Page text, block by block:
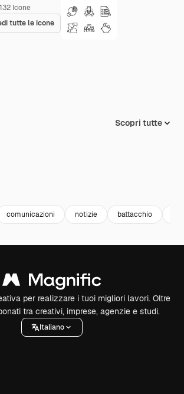
Icone
tutte le icone
Scopri tutte
comunicazioni notizie battacchio
per realizzare i tuoi migliori lavori. Oltre
tra creativi, imprese, agenzie e studi.
Italiano